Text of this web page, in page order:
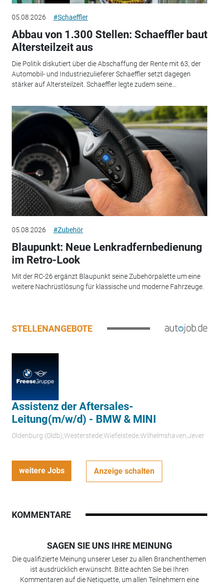
05.08.2026 #Schaeffler
Abbau von 1.300 Stellen: Schaeffler baut
Altersteilzeit aus
Die Politik diskutiert über die Abschaffung der Rente mit 63, der
Automobil- und Industriezulieferer Schaeffler setzt dagegen
stärker auf Altersteilzeit. Schaeffler legte zudem seine...
05.08.2026 #Zubehör
Blaupunkt: Neue Lenkradfernbedienung
im Retro-Look
Mit der RC-26 ergänzt Blaupunkt seine Zubehörpalette um eine
weitere Nachrüstlösung für klassische und moderne Fahrzeuge.
STELLENANGEBOTE
Assistenz der Aftersales-
Leitung(m/w/d) - BMW & MINI
Oldenburg (Oldb);Westerstede;Wiefelstede;Wilhelmshaven;Jever
weitere Jobs Anzeige schalten
KOMMENTARE
SAGEN SIE UNS IHRE MEINUNG
Die qualifizierte Meinung unserer Leser zu allen Branchenthemen
ist ausdrücklich erwünscht. Bitte achten Sie bei Ihren
Kommentaren auf die Netiquette, um allen Teilnehmern eine